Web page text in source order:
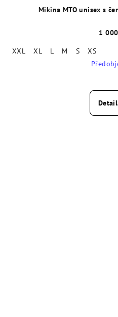
Mikina MTO unisex s
1
XXL
XL L M S
XS
Detail